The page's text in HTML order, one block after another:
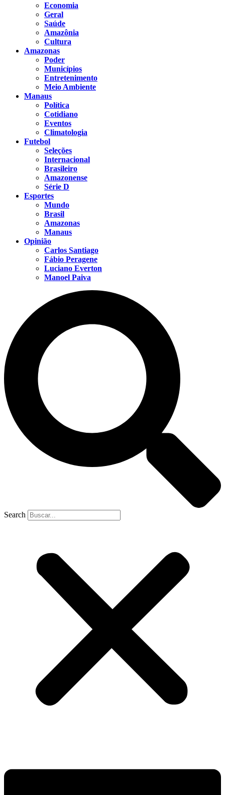
Economia
Geral
Saúde
Amazônia
Cultura
Amazonas
Poder
Municípios
Entretenimento
Meio Ambiente
Manaus
Política
Cotidiano
Eventos
Climatologia
Futebol
Seleções
Internacional
Brasileiro
Amazonense
Série D
Esportes
Mundo
Brasil
Amazonas
Manaus
Opinião
Carlos Santiago
Fábio Peragene
Luciano Everton
Manoel Paiva
Search